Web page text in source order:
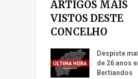
ARTIGOS MAIS
VISTOS DESTE
CONCELHO
Despiste
de 26 anos
Bertiandos